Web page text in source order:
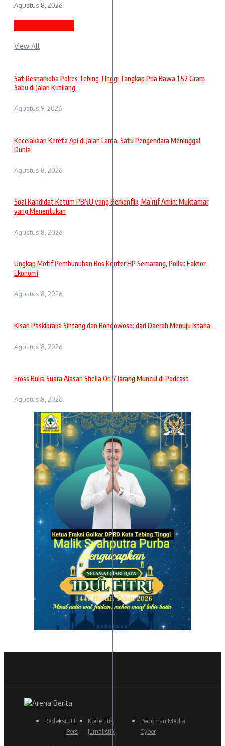
Agustus 8, 2026
View All
Sat Resnarkoba Polres Tebing Tinggi Tangkap Pria Bawa 1,52 Gram
Sabu di Jalan Kutilang
Agustus 9, 2026
Kecelakaan Kereta Api di Jalan Lama, Satu Pengendara Meninggal
Dunia
Agustus 8, 2026
Soal Kandidat Ketum PBNU yang Berkonflik, Ma’ruf Amin: Muktamar
yang Menentukan
Agustus 8, 2026
Ungkap Motif Pembunuhan Bos Konter HP Semarang, Polisi: Faktor
Ekonomi
Agustus 8, 2026
Kisah Paskibraka Sintang dan Bondowoso: dari Daerah Menuju Istana
Agustus 8, 2026
Eross Buka Suara Alasan Sheila On 7 Jarang Muncul di Podcast
Agustus 8, 2026
RedaksiUU
Pers
Kode Etik
Jurnalistik
Pedoman Media
Cyber